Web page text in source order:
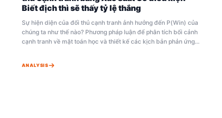
Biết địch thì sẽ thấy tỷ lệ thắng
Sự hiện diện của đối thủ cạnh tranh ảnh hưởng đến P(Win) của
chúng ta như thế nào? Phương pháp luận để phân tích bối cảnh
cạnh tranh về mặt toán học và thiết kế các kịch bản phản ứng
ANALYSIS